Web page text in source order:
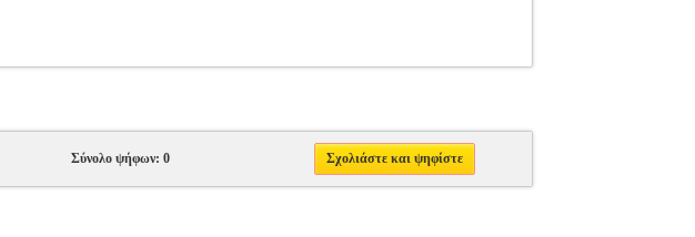
Σύνολο ψήφων: 0 Σχολιάστε και ψηφίστε